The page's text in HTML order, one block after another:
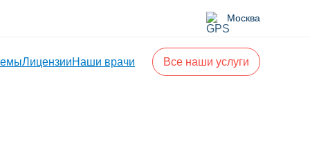
Москва
ЛицензииНаши врачи Все наши услуги